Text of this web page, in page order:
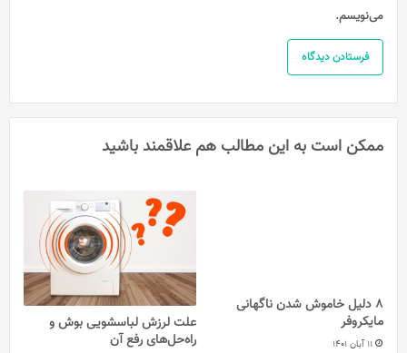
می‌نویسم.
ممکن است به این مطالب هم علاقمند باشید
8 دلیل خاموش شدن ناگهانی
مایکروفر
11 آبان 1401
علت لرزش لباسشویی بوش و
راه‌حل‌های رفع آن